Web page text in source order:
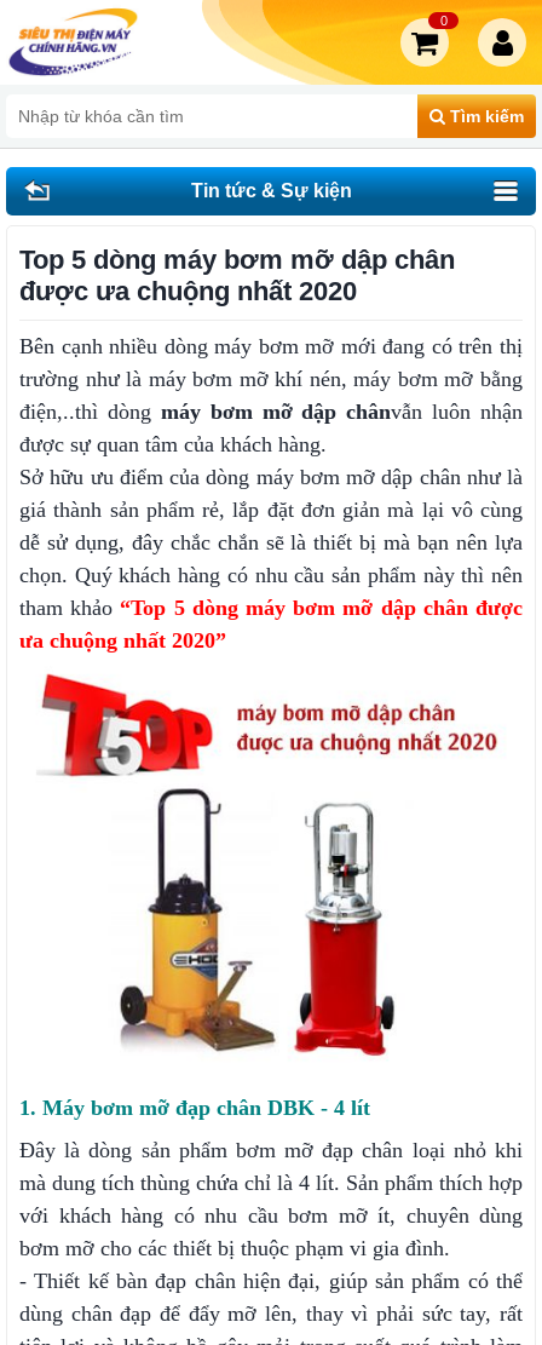
Tìm kiếm
0
Tin tức & Sự kiện
Top 5 dòng máy bơm mỡ dập chân
được ưa chuộng nhất 2020
Bên cạnh nhiều dòng máy bơm mỡ mới đang có trên thị
trường như là máy bơm mỡ khí nén, máy bơm mỡ bằng
điện,..thì dòng máy bơm mỡ dập chânvẫn luôn nhận
được sự quan tâm của khách hàng.
Sở hữu ưu điểm của dòng máy bơm mỡ dập chân như là
giá thành sản phẩm rẻ, lắp đặt đơn giản mà lại vô cùng
dễ sử dụng, đây chắc chắn sẽ là thiết bị mà bạn nên lựa
chọn. Quý khách hàng có nhu cầu sản phẩm này thì nên
tham khảo “Top 5 dòng máy bơm mỡ dập chân được
ưa chuộng nhất 2020”
1. Máy bơm mỡ đạp chân DBK - 4 lít
Đây là dòng sản phẩm bơm mỡ đạp chân loại nhỏ khi
mà dung tích thùng chứa chỉ là 4 lít. Sản phẩm thích hợp
với khách hàng có nhu cầu bơm mỡ ít, chuyên dùng
bơm mỡ cho các thiết bị thuộc phạm vi gia đình.
- Thiết kế bàn đạp chân hiện đại, giúp sản phẩm có thể
dùng chân đạp để đẩy mỡ lên, thay vì phải sức tay, rất